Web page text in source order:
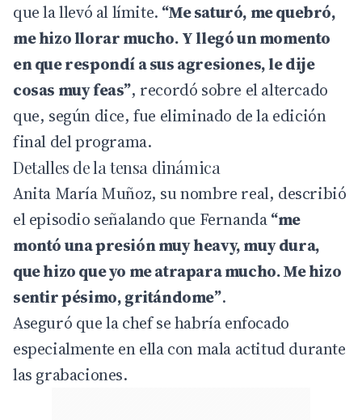
que la llevó al límite. “Me saturó, me quebró,
me hizo llorar mucho. Y llegó un momento
en que respondí a sus agresiones, le dije
cosas muy feas”, recordó sobre el altercado
que, según dice, fue eliminado de la edición
final del programa.
Detalles de la tensa dinámica
Anita María Muñoz, su nombre real, describió
el episodio señalando que Fernanda“me
montó una presión muy heavy, muy dura,
que hizo que yo me atrapara mucho. Me hizo
sentir pésimo, gritándome”.
Aseguró que la chef se habría enfocado
especialmente en ella con mala actitud durante
las grabaciones.